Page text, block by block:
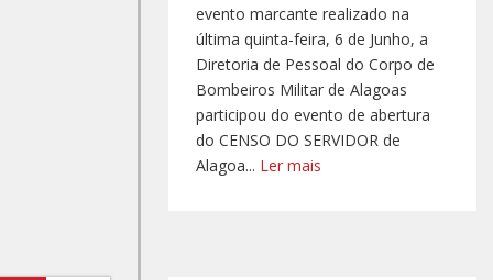
evento marcante realizado na
última quinta-feira, 6 de Junho, a
Diretoria de Pessoal do Corpo de
Bombeiros Militar de Alagoas
participou do evento de abertura
do CENSO DO SERVIDOR de
Alagoa... Ler mais